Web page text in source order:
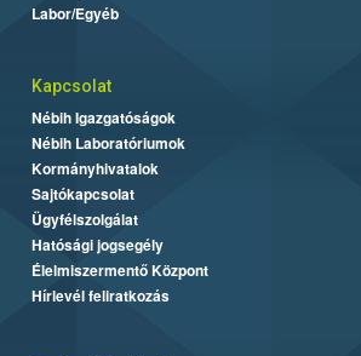
Labor/Egyéb
Kapcsolat
Nébih Igazgatóságok
Nébih Laboratóriumok
Kormányhivatalok
Sajtókapcsolat
Ügyfélszolgálat
Hatósági jogsegély
Élelmiszermentő Központ
Hírlevél feliratkozás